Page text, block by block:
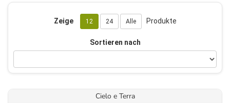
Zeige 12 24 Alle Produkte
Sortieren nach
Cielo e Terra